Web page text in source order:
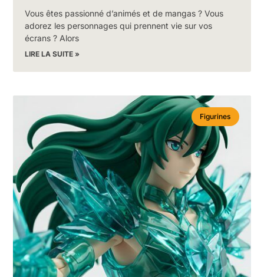
Vous êtes passionné d’animés et de mangas ? Vous
adorez les personnages qui prennent vie sur vos
écrans ? Alors
LIRE LA SUITE »
Figurines